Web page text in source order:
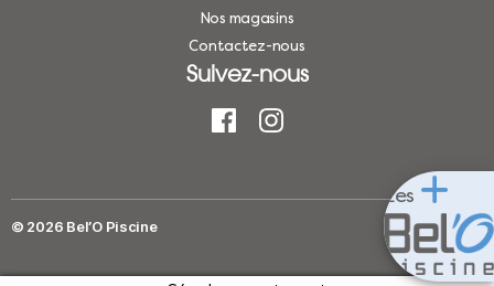
Les
Nos magasins
Contactez-nous
Suivez-nous
© 2026 Bel’O Piscine Haut ↑